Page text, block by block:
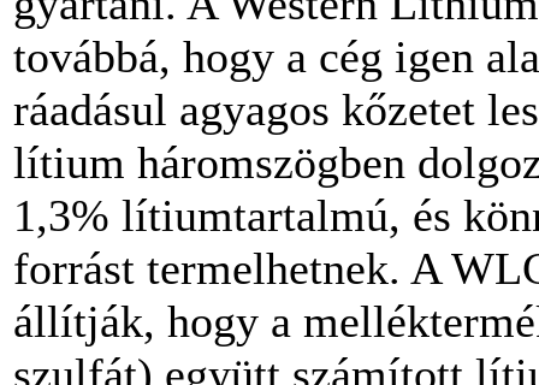
továbbá, hogy a cég igen
ráadásul agyagos kőzetet
lítium háromszögben
1,3% lítiumtartalmú, és
forrást termelhetnek. A
állítják, hogy a
szulfát) együtt számított